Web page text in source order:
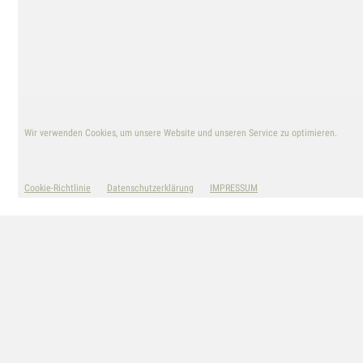
Wir verwenden Cookies, um unsere Website und unseren Service zu optimieren.
Cookie-Richtlinie Datenschutzerklärung IMPRESSUM